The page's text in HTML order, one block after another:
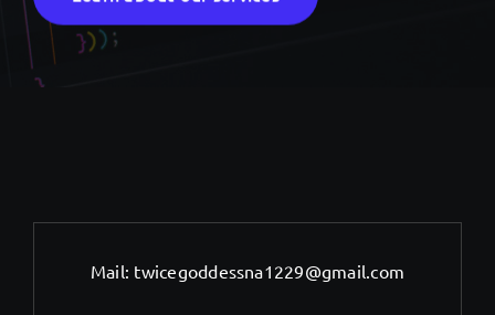
Mail: twicegoddessna1229@gmail.com